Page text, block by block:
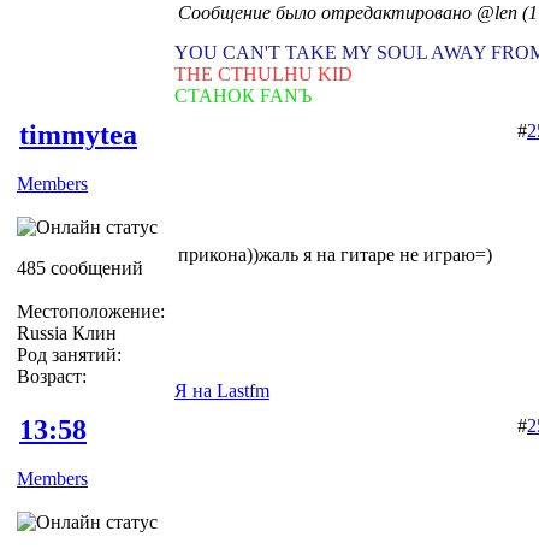
Сообщение было отредактировано @len
YOU CAN'T TAKE MY SOUL AWAY
THE CTHULHU KID
СТАНОК FANЪ
timmytea
Members
485 сообщений
Местоположение:
Russia Клин
Род занятий:
Возраст:
#
прикона))жаль я на гитаре не играю=)
Я на Lastfm
13:58
Members
#